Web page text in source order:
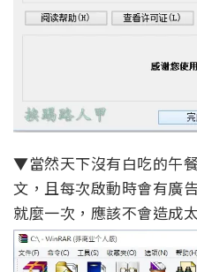
▼當然天下沒有白吃的午
文，且每次啟動時會有廣
就麼一次，應該不會造成